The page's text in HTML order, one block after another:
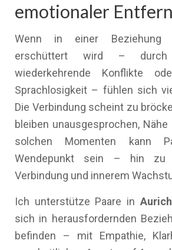
emotionaler
Wenn in einer Beziehung
erschüttert wird –
wiederkehrende Konflikte
Sprachlosigkeit – fühlen sich
Die Verbindung scheint zu
bleiben unausgesprochen,
solchen Momenten kann
Wendepunkt sein – hin zu
Verbindung und innerem
Ich unterstütze Paare in Aurich
sich in herausfordernden
befinden – mit Empathie,